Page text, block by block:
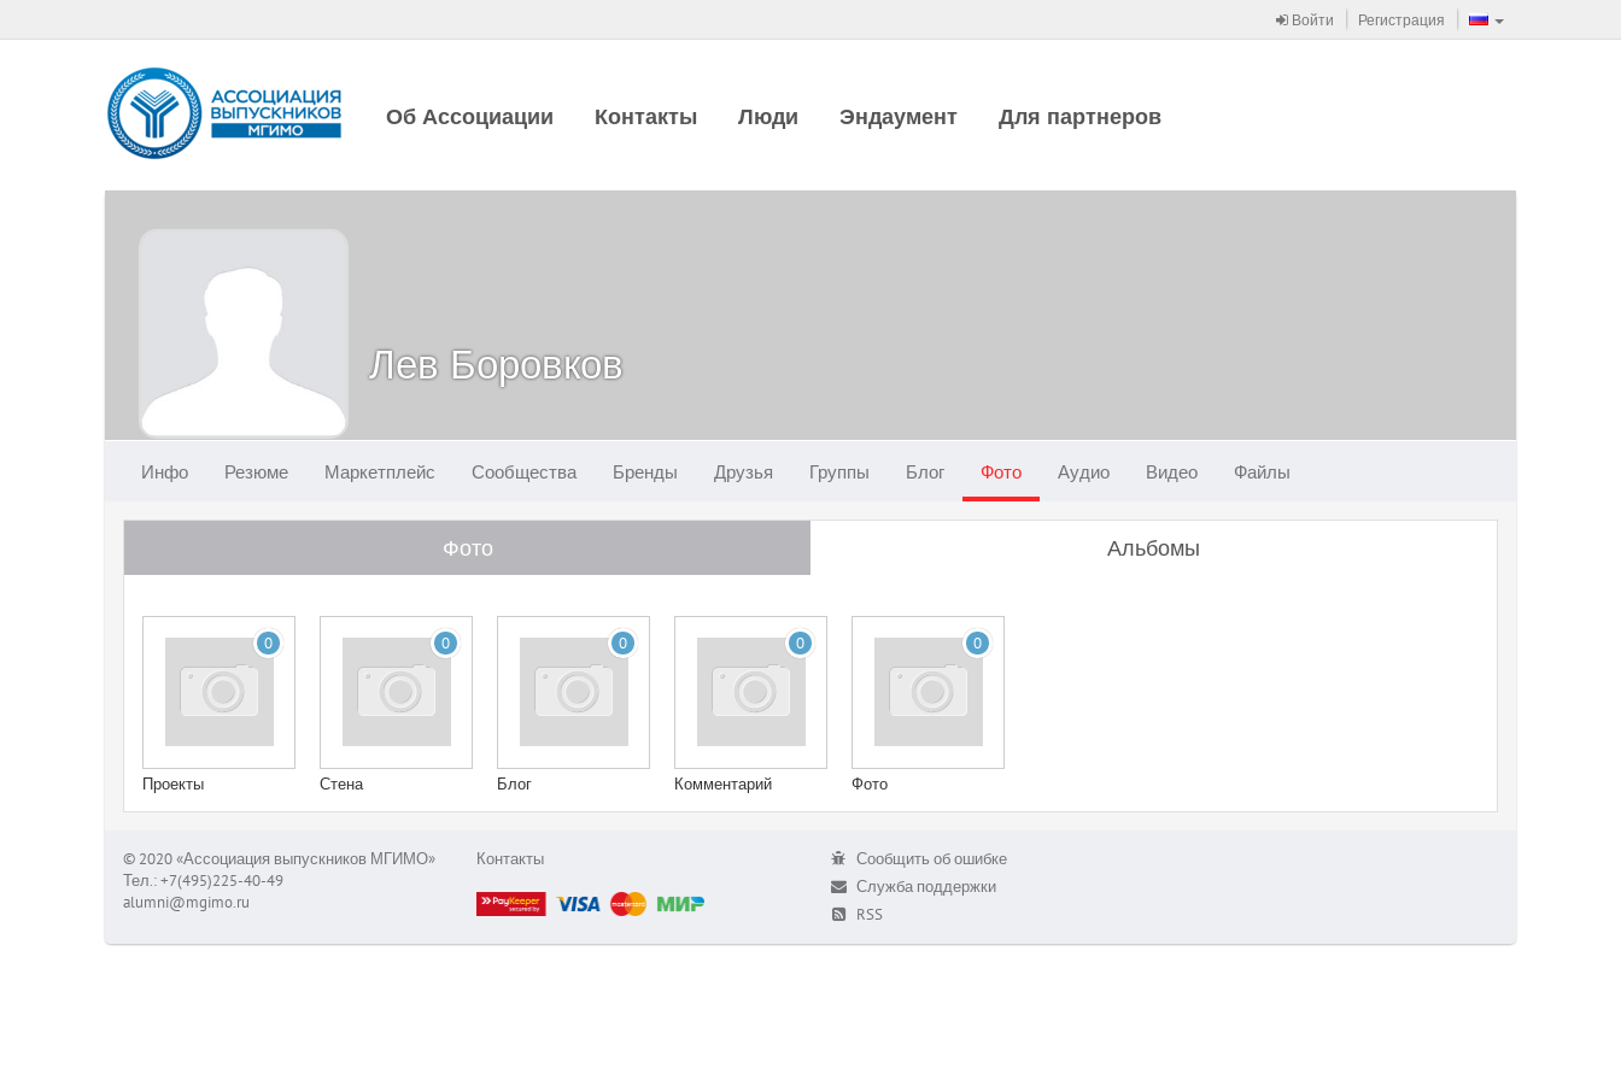
Войти Регистрация
Об Ассоциации Контакты Люди Эндаумент Для партнеров
Лев Боровков
Инфо Резюме Маркетплейс Сообщества Бренды Друзья Группы Блог Фото Аудио Видео Файлы
Фото Альбомы
0
Проекты
0
Стена
0
Блог
0
Комментарий
0
Фото
© 2020 «Ассоциация выпускников МГИМО»
Тел.: +7(495)225-40-49
alumni@mgimo.ru
Контакты
Сообщить об ошибке
Служба поддержки
RSS